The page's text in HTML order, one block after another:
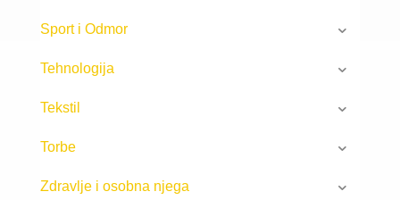
Sport i Odmor
Tehnologija
Tekstil
Torbe
Zdravlje i osobna njega